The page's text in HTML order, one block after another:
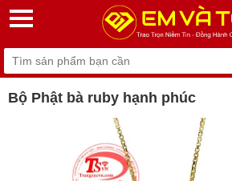
Bộ Phật bà ruby hạnh phúc